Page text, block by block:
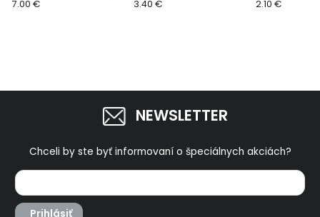
43185
7.00 €
1,5V, typ D, LR20
3.40 €
20ks, 1,5V, typ
2.10 €
NEWSLETTER
Chceli by ste byť informovaní o špeciálnych akciách?
Prihlásiť